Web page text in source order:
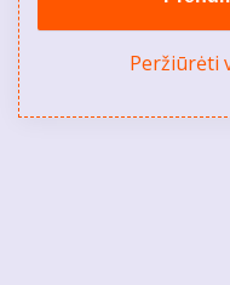
Peržiūrėti